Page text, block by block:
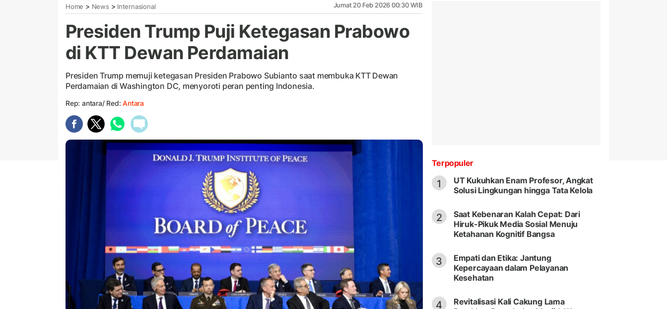
Home > News > Internasional Jumat 20 Feb 2026 00:30 WIB
Presiden Trump Puji Ketegasan Prabowo
di KTT Dewan Perdamaian
Presiden Trump memuji ketegasan Presiden Prabowo Subianto saat membuka KTT Dewan
Perdamaian di Washington DC, menyoroti peran penting Indonesia.
Rep: antara/ Red:Antara
Terpopuler
1
UT Kukuhkan Enam Profesor, Angkat
Solusi Lingkungan hingga Tata Kelola
2
Saat Kebenaran Kalah Cepat: Dari
Hiruk-Pikuk Media Sosial Menuju
Ketahanan Kognitif Bangsa
3
Empati dan Etika: Jantung
Kepercayaan dalam Pelayanan
Kesehatan
4
Revitalisasi Kali Cakung Lama